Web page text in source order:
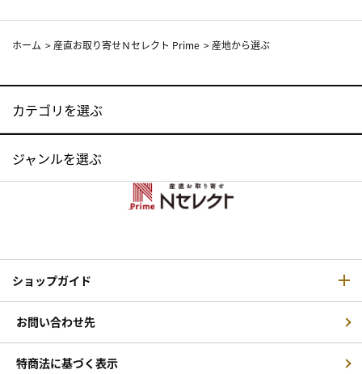
ホーム > 産直お取り寄せＮセレクト Prime > 産地から選ぶ
カテゴリを選ぶ
ジャンルを選ぶ
ショップガイド
お問い合わせ先
特商法に基づく表示